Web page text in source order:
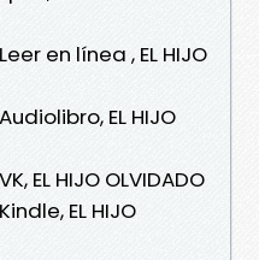
en línea , EL HIJO
EL HIJO
EL HIJO OLVIDADO
EL HIJO